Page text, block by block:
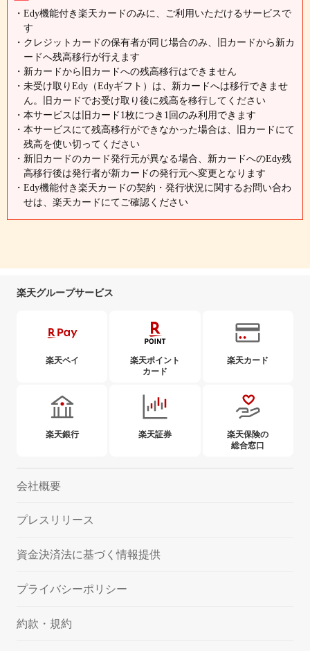
・Edy機能付き楽天カードのみに、ご利用いただけるサービスで
す
・クレジットカードの保有者が同じ場合のみ、旧カードから新カ
ードへ残高移行が行えます
・新カードから旧カードへの残高移行はできません
・未受け取りEdy（Edyギフト）は、新カードへは移行できませ
ん。旧カードでお受け取り後に残高を移行してください
・本サービスは旧カード1枚につき1回のみ利用できます
・本サービスにて残高移行ができなかった場合は、旧カードにて
残高を使い切ってください
・新旧カードのカード発行元が異なる場合、新カードへのEdy残
高移行後は発行者が新カードの発行元へ変更となります
・Edy機能付き楽天カードの契約・発行状況に関するお問い合わ
せは、楽天カードにてご確認ください
楽天グループサービス
楽天ペイ
楽天ポイント
カード
楽天カード
楽天銀行 楽天証券
楽天保険の
総合窓口
会社概要
プレスリリース
資金決済法に基づく情報提供
プライバシーポリシー
約款・規約